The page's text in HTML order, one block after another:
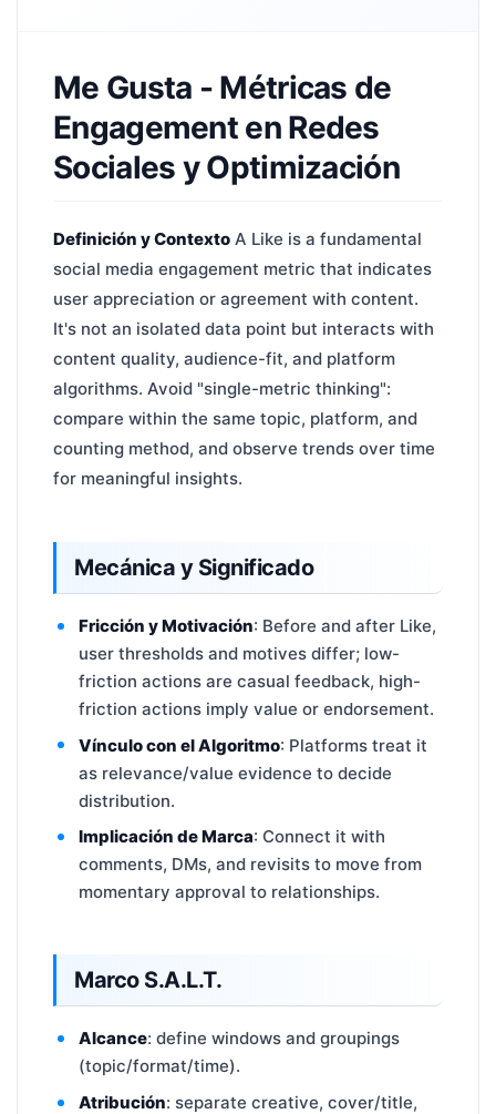
Me Gusta - Métricas de
Engagement en Redes
Sociales y Optimización
Definición y Contexto A Like is a fundamental
social media engagement metric that indicates
user appreciation or agreement with content.
It's not an isolated data point but interacts with
content quality, audience-fit, and platform
algorithms. Avoid "single-metric thinking":
compare within the same topic, platform, and
counting method, and observe trends over time
for meaningful insights.
Mecánica y Significado
Fricción y Motivación: Before and after Like,
user thresholds and motives differ; low-
friction actions are casual feedback, high-
friction actions imply value or endorsement.
Vínculo con el Algoritmo: Platforms treat it
as relevance/value evidence to decide
distribution.
Implicación de Marca: Connect it with
comments, DMs, and revisits to move from
momentary approval to relationships.
Marco S.A.L.T.
Alcance: define windows and groupings
(topic/format/time).
Atribución: separate creative, cover/title,